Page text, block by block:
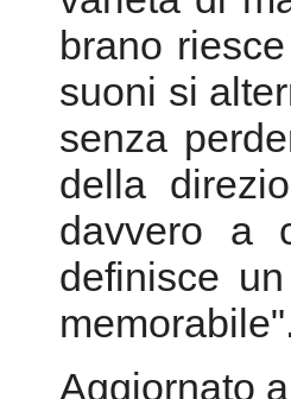
in solo,
Catalyst/
Jopshua
varietà di
brano
suoni si
senza
della